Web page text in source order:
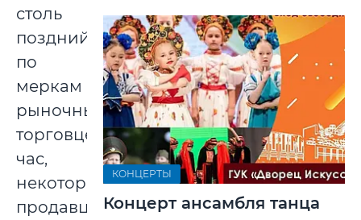
столь
поздний,
по
меркам
рыночных
торговцев,
час,
некоторые
продавцы
КОНЦЕРТЫ
Концерт ансамбля танца